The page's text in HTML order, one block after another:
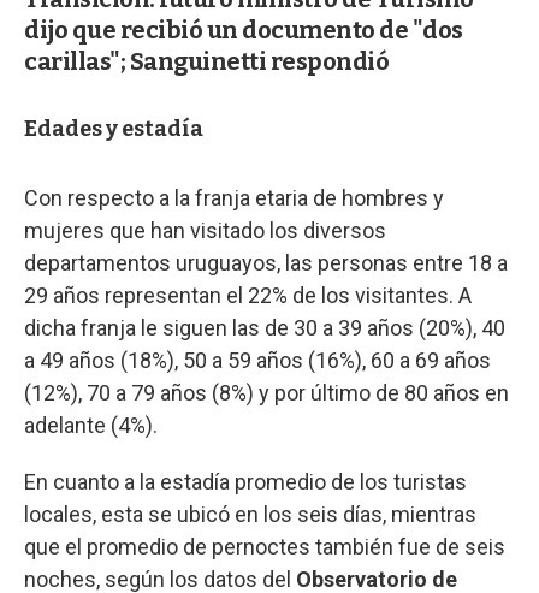
dijo que recibió un documento de "dos
carillas"; Sanguinetti respondió
Edades y estadía
Con respecto a la franja etaria de hombres y
mujeres que han visitado los diversos
departamentos uruguayos, las personas entre 18 a
29 años representan el 22% de los visitantes. A
dicha franja le siguen las de 30 a 39 años (20%), 40
a 49 años (18%), 50 a 59 años (16%), 60 a 69 años
(12%), 70 a 79 años (8%) y por último de 80 años en
adelante (4%).
En cuanto a la estadía promedio de los turistas
locales, esta se ubicó en los seis días, mientras
que el promedio de pernoctes también fue de seis
noches, según los datos del Observatorio de